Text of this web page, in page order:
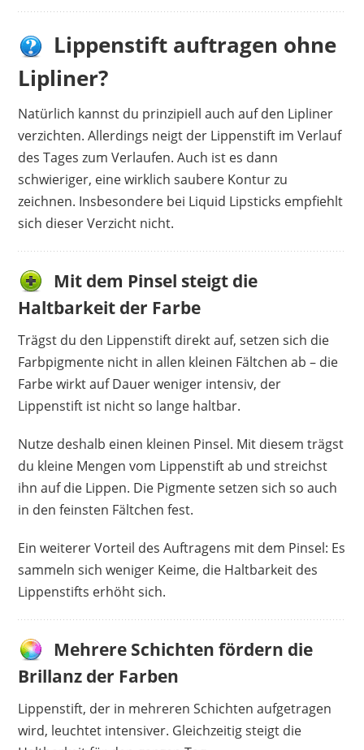
Lippenstift auftragen ohne
Lipliner?
Natürlich kannst du prinzipiell auch auf den Lipliner
verzichten. Allerdings neigt der Lippenstift im Verlauf
des Tages zum Verlaufen. Auch ist es dann
schwieriger, eine wirklich saubere Kontur zu
zeichnen. Insbesondere bei Liquid Lipsticks empfiehlt
sich dieser Verzicht nicht.
Mit dem Pinsel steigt die
Haltbarkeit der Farbe
Trägst du den Lippenstift direkt auf, setzen sich die
Farbpigmente nicht in allen kleinen Fältchen ab – die
Farbe wirkt auf Dauer weniger intensiv, der
Lippenstift ist nicht so lange haltbar.
Nutze deshalb einen kleinen Pinsel. Mit diesem trägst
du kleine Mengen vom Lippenstift ab und streichst
ihn auf die Lippen. Die Pigmente setzen sich so auch
in den feinsten Fältchen fest.
Ein weiterer Vorteil des Auftragens mit dem Pinsel: Es
sammeln sich weniger Keime, die Haltbarkeit des
Lippenstifts erhöht sich.
Mehrere Schichten fördern die
Brillanz der Farben
Lippenstift, der in mehreren Schichten aufgetragen
wird, leuchtet intensiver. Gleichzeitig steigt die